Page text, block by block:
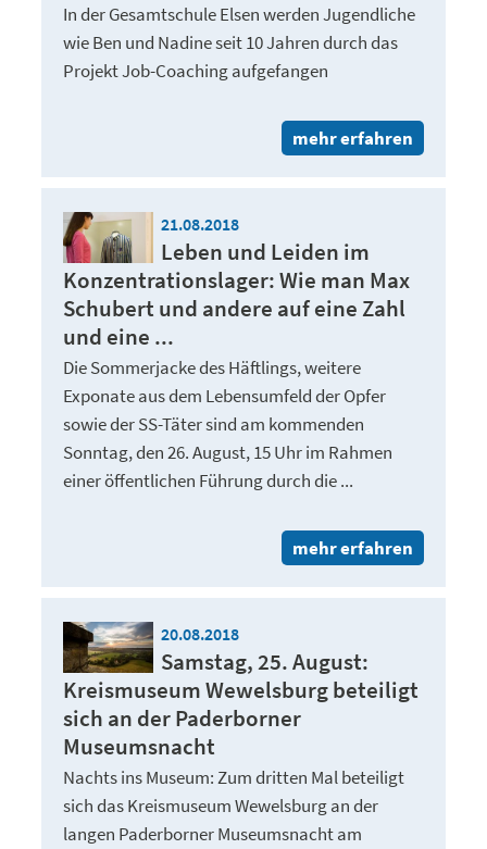
In der Gesamtschule Elsen werden Jugendliche
wie Ben und Nadine seit 10 Jahren durch das
Projekt Job-Coaching aufgefangen
mehr erfahren
21.08.2018
Leben und Leiden im
Konzentrationslager: Wie man Max
Schubert und andere auf eine Zahl
und eine ...
Die Sommerjacke des Häftlings, weitere
Exponate aus dem Lebensumfeld der Opfer
sowie der SS-Täter sind am kommenden
Sonntag, den 26. August, 15 Uhr im Rahmen
einer öffentlichen Führung durch die ...
mehr erfahren
20.08.2018
Samstag, 25. August:
Kreismuseum Wewelsburg beteiligt
sich an der Paderborner
Museumsnacht
Nachts ins Museum: Zum dritten Mal beteiligt
sich das Kreismuseum Wewelsburg an der
langen Paderborner Museumsnacht am